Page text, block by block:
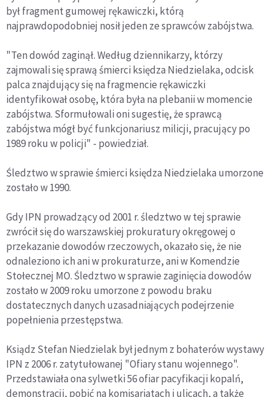
był fragment gumowej rękawiczki, którą
najprawdopodobniej nosił jeden ze sprawców zabójstwa.
"Ten dowód zaginął. Według dziennikarzy, którzy
zajmowali się sprawą śmierci księdza Niedzielaka, odcisk
palca znajdujący się na fragmencie rękawiczki
identyfikował osobę, która była na plebanii w momencie
zabójstwa. Sformułowali oni sugestię, że sprawcą
zabójstwa mógł być funkcjonariusz milicji, pracujący po
1989 roku w policji" - powiedział.
Śledztwo w sprawie śmierci księdza Niedzielaka umorzone
zostało w 1990.
Gdy IPN prowadzący od 2001 r. śledztwo w tej sprawie
zwrócił się do warszawskiej prokuratury okręgowej o
przekazanie dowodów rzeczowych, okazało się, że nie
odnaleziono ich ani w prokuraturze, ani w Komendzie
Stołecznej MO. Śledztwo w sprawie zaginięcia dowodów
zostało w 2009 roku umorzone z powodu braku
dostatecznych danych uzasadniających podejrzenie
popełnienia przestępstwa.
Ksiądz Stefan Niedzielak był jednym z bohaterów wystawy
IPN z 2006 r. zatytułowanej "Ofiary stanu wojennego".
Przedstawiała ona sylwetki 56 ofiar pacyfikacji kopalń,
demonstracji, pobić na komisariatach i ulicach, a także